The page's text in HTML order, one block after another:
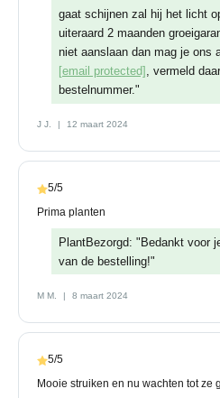
gaat schijnen zal hij het licht
uiteraard 2 maanden
niet aanslaan dan mag je ons
[email protected] , vermeld
bestelnummer."
J J. 12 maart 2024
5/5
Prima planten
PlantBezorgd: "Bedankt voor
van de bestelling!"
M M. 8 maart 2024
5/5
Mooie struiken en nu wachten tot ze